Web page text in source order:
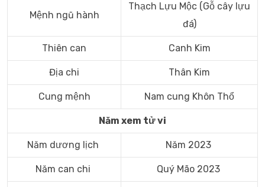
Mệnh ngũ hành
Thạch Lựu Mộc (Gỗ cây lựu
đá)
Thiên can Canh Kim
Địa chi Thân Kim
Cung mệnh Nam cung Khôn Thổ
Năm xem tử vi
Năm dương lịch Năm 2023
Năm can chi Quý Mão 2023